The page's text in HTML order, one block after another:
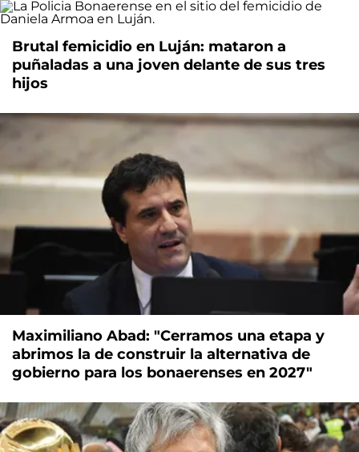
Brutal femicidio en Luján: mataron a
puñaladas a una joven delante de sus tres
hijos
Maximiliano Abad: "Cerramos una etapa y
abrimos la de construir la alternativa de
gobierno para los bonaerenses en 2027"